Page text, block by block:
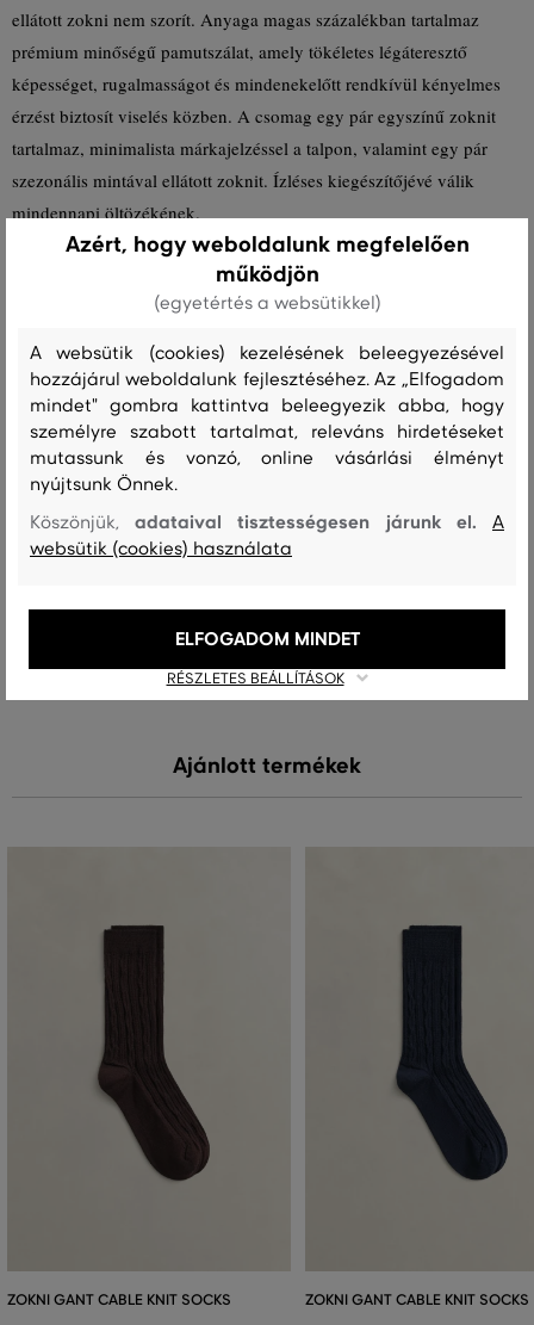
ellátott zokni nem szorít. Anyaga magas százalékban tartalmaz
prémium minőségű pamutszálat, amely tökéletes légáteresztő
képességet, rugalmasságot és mindenekelőtt rendkívül kényelmes
érzést biztosít viselés közben. A csomag egy pár egyszínű zoknit
tartalmaz, minimalista márkajelzéssel a talpon, valamint egy pár
szezonális mintával ellátott zoknit. Ízléses kiegészítőjévé válik
mindennapi öltözékének.
Termék kódja4960211-723-GC-433
Összetétel
felső anyag
PAMUT
73 %
POLIAMID
24 %
ELASZTÁN POLIÉSZTER
SZÁRÍTÁS VASALÁS
Ajánlott termékek
ZOKNI GANT CABLE KNIT SOCKS ZOKNI GANT CABLE KNIT SOCKS
Azért, hogy weboldalunk megfelelően
működjön
(egyetértés a websütikkel)
A websütik (cookies) kezelésének beleegyezésével
hozzájárul weboldalunk fejlesztéséhez. Az „Elfogadom
mindet" gombra kattintva beleegyezik abba, hogy
személyre szabott tartalmat, releváns hirdetéseket
mutassunk és vonzó, online vásárlási élményt
nyújtsunk Önnek.
Köszönjük,adataival tisztességesen járunk el.A
websütik (cookies) használata
RÉSZLETES BEÁLLÍTÁSOK
ELFOGADOM MINDET